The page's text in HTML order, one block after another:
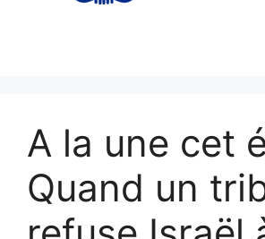
A la une cet
Quand un